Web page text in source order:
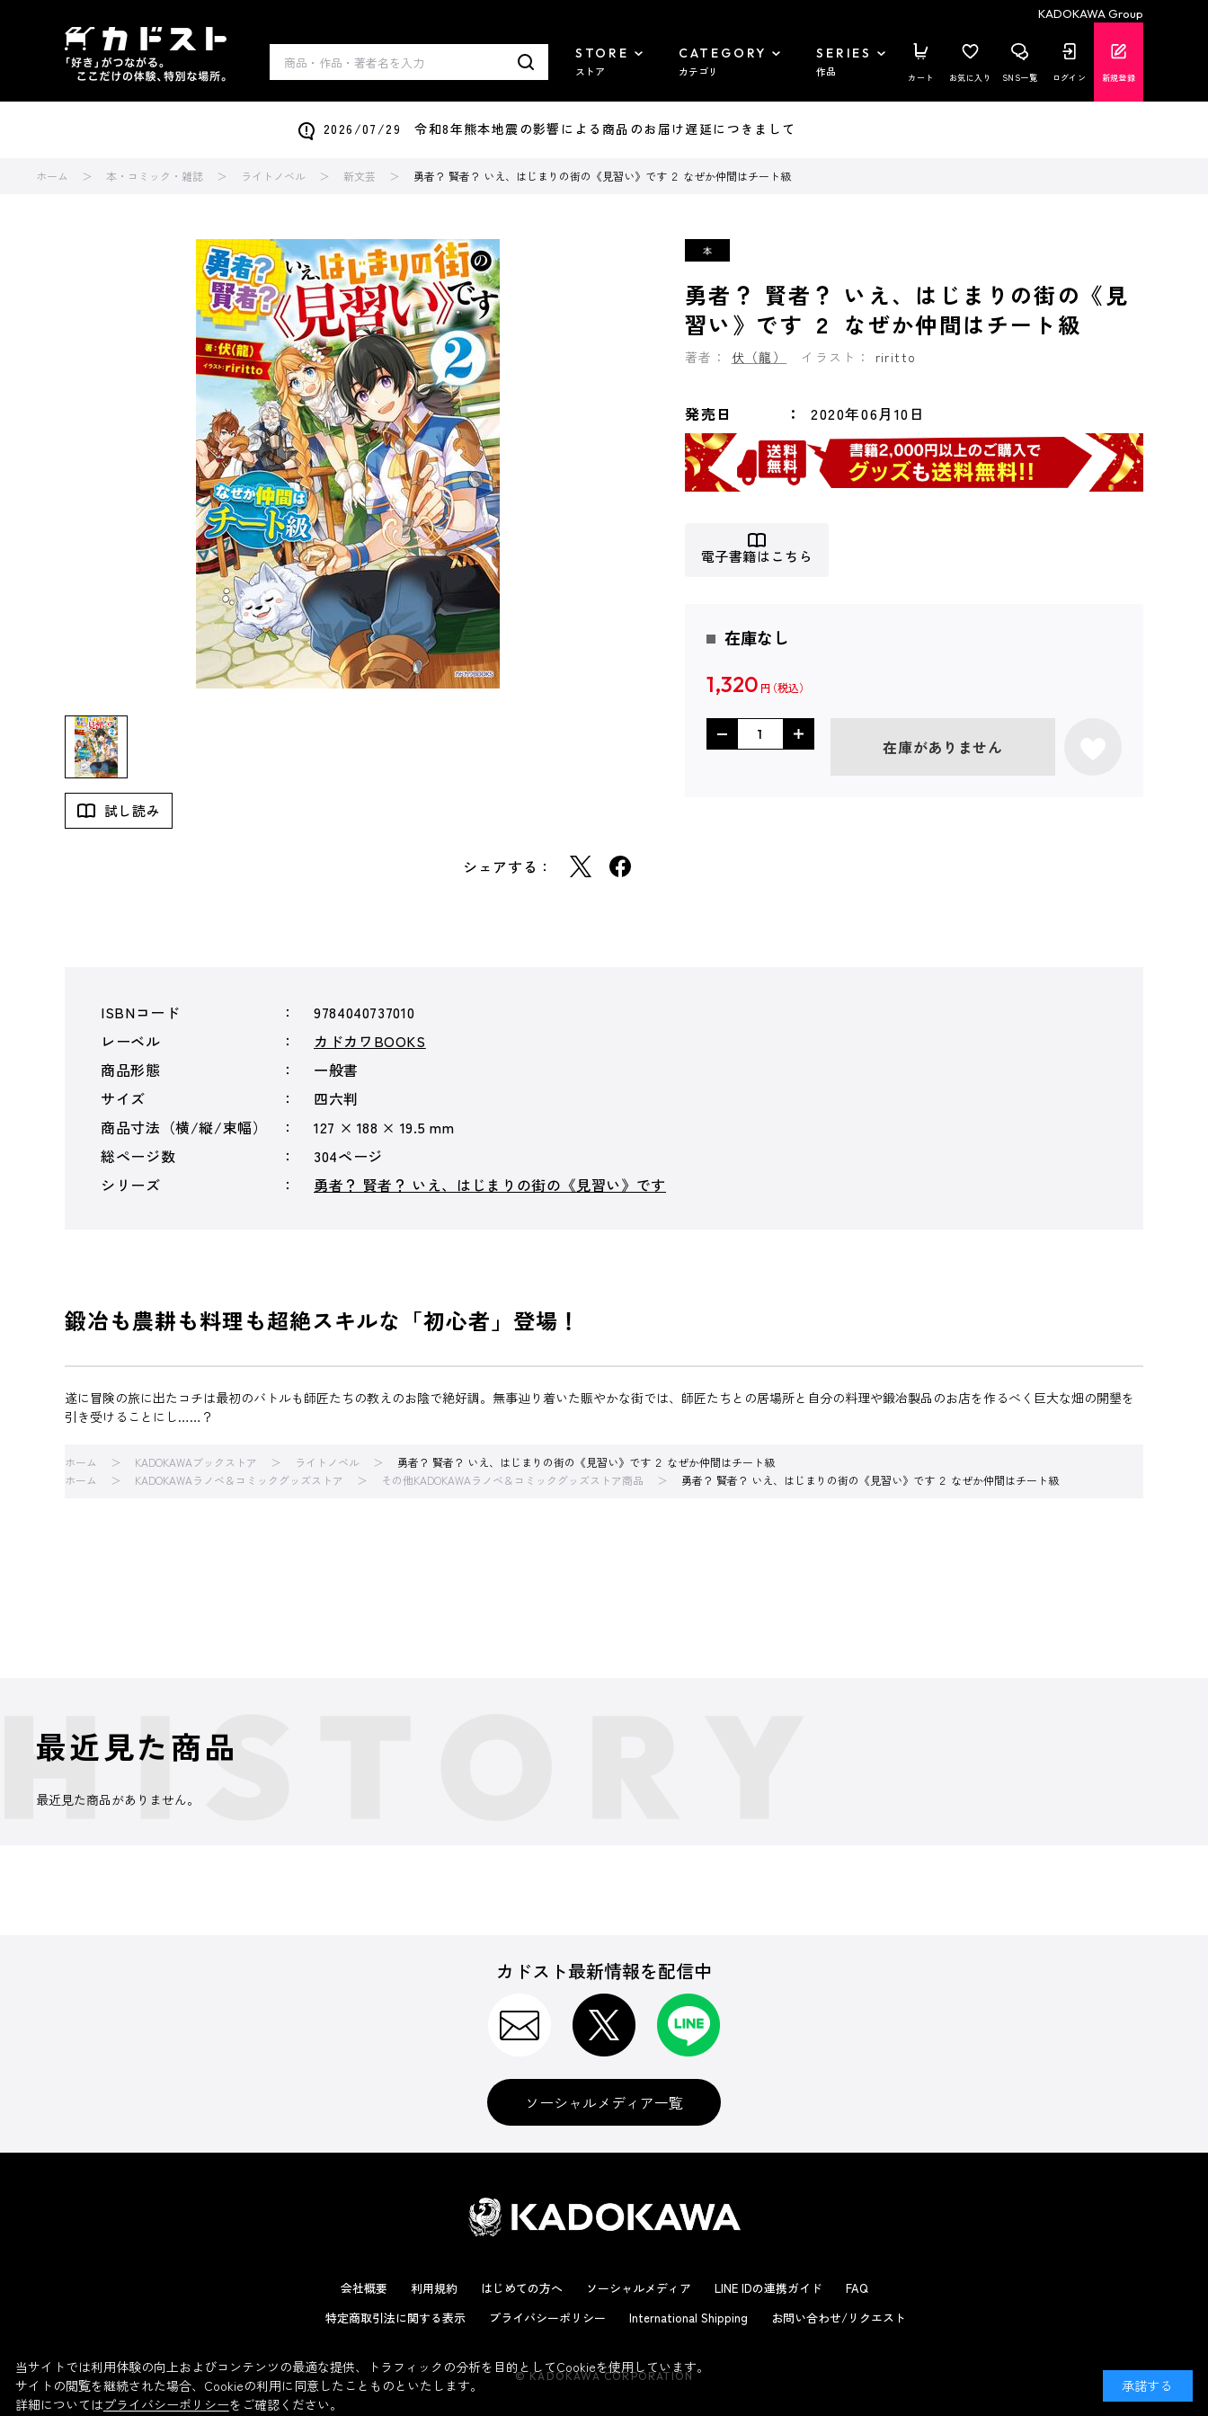
KADOKAWA Group
STORE
ストア
CATEGORY
カテゴリ
SERIES
作品 カート お気に入り SNS一覧 ログイン 新規登録
2026/07/29 令和8年熊本地震の影響による商品のお届け遅延につきまして
ホーム 本・コミック・雑誌 ライトノベル 新文芸 勇者？ 賢者？ いえ、はじまりの街の《見習い》です ２ なぜか仲間はチート級
試し読み
シェアする：
勇者？ 賢者？ いえ、はじまりの街の《見
習い》です ２ なぜか仲間はチート級
著者： 伏（龍） イラスト： riritto
発売日 2020年06月10日
電子書籍はこちら
在庫なし
1,320 円
在庫がありません
ISBNコード
9784040737010
レーベル
カドカワBOOKS
商品形態
一般書
サイズ
四六判
商品寸法（横/縦/束幅）
127 × 188 × 19.5 mm
総ページ数
304ページ
シリーズ
勇者？ 賢者？ いえ、はじまりの街の《見習い》です
鍛冶も農耕も料理も超絶スキルな「初心者」登場！
遂に冒険の旅に出たコチは最初のバトルも師匠たちの教えのお陰で絶好調。無事辿り着いた賑やかな街では、師匠たちとの居場所と自分の料理や鍛冶製品のお店を作るべく巨大な畑の開墾を
引き受けることにし……？
ホーム KADOKAWAブックストア ライトノベル
勇者？ 賢者？ いえ、はじまりの街の《見習い》です ２ なぜか仲間はチート級
ホーム
KADOKAWAラノベ＆コミックグッズストア その他KADOKAWAラノベ＆コミックグッズストア商品 勇者？ 賢者？ いえ、はじまりの街の《見習い》です ２ なぜか仲間はチート級
最近見た商品
最近見た商品がありません。
カドスト最新情報を配信中
ソーシャルメディア一覧
会社概要 利用規約 はじめての方へ ソーシャルメディア LINE IDの連携ガイド
FAQ
特定商取引法に関する表示
プライバシーポリシー International Shipping お問い合わせ/リクエスト
© KADOKAWA CORPORATION
当サイトでは利用体験の向上およびコンテンツの最適な提供、トラフィックの分析を目的としてCookieを使用しています。
サイトの閲覧を継続された場合、Cookieの利用に同意したことものといたします。
詳細についてはプライバシーポリシーをご確認ください。
承諾する